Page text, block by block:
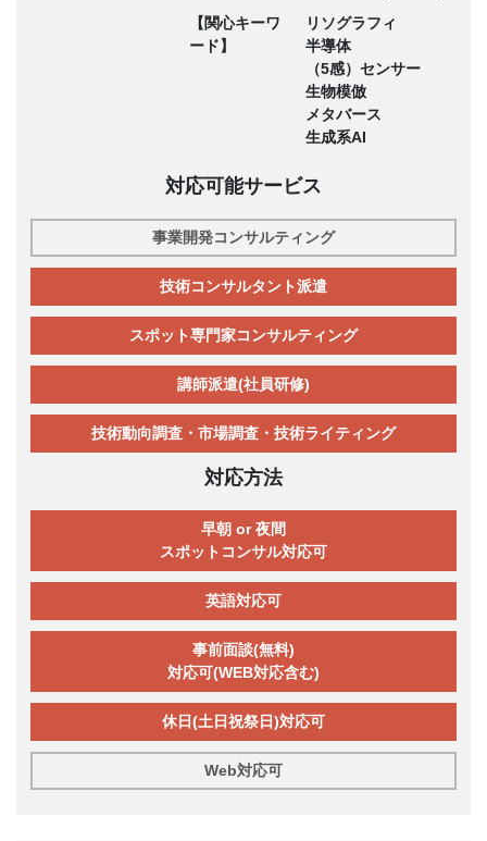
【関心キーワ
ード】
リソグラフィ
半導体
（5感）センサー
生物模倣
メタバース
生成系AI
対応可能サービス
事業開発コンサルティング
技術コンサルタント派遣
スポット専門家コンサルティング
講師派遣(社員研修)
技術動向調査・市場調査・技術ライティング
対応方法
早朝 or 夜間
スポットコンサル対応可
英語対応可
事前面談(無料)
対応可(WEB対応含む)
休日(土日祝祭日)対応可
Web対応可